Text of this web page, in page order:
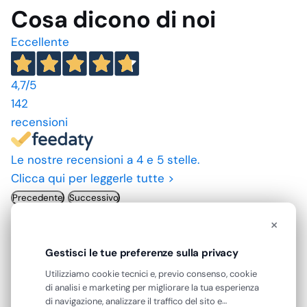
Cosa dicono di noi
Eccellente
4,7/5
142
recensioni
Le nostre recensioni a 4 e 5 stelle.
Clicca qui per leggerle tutte >
Precedente Successivo
A andato tutto come previsto
Acquirente verificato
×
Gestisci le tue preferenze sulla privacy
Utilizziamo cookie tecnici e, previo consenso, cookie
di analisi e marketing per migliorare la tua esperienza
di navigazione, analizzare il traffico del sito e